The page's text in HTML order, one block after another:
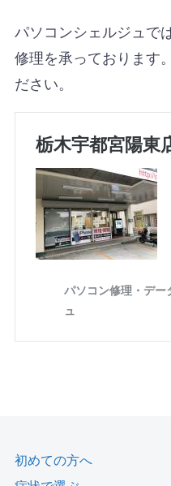
パソコンシェルジュで
修理を承っております
ださい。
初めての方へ